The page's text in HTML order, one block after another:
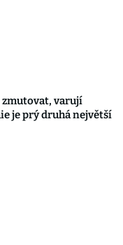
zmutovat, varují
je prý druhá největší